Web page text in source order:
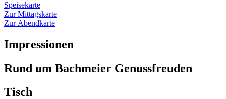
Speisekarte
Zur Mittagskarte
Zur Abendkarte
Impressionen
Rund um Bachmeier Genussfreuden
Tisch